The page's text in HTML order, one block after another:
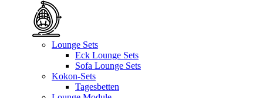
Lounge Sets
Eck Lounge Sets
Sofa Lounge Sets
Kokon-Sets
Tagesbetten